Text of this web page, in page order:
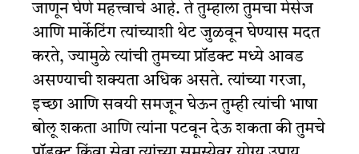
जाणून घेणे महत्त्वाचे आहे. ते तुम्हाला तुमचा मेसेज
आणि मार्केटिंग त्यांच्याशी थेट जुळवून घेण्यास मदत
करते, ज्यामुळे त्यांची तुमच्या प्रॉडक्ट मध्ये आवड
असण्याची शक्यता अधिक असते. त्यांच्या गरजा,
इच्छा आणि सवयी समजून घेऊन तुम्ही त्यांची भाषा
बोलू शकता आणि त्यांना पटवून देऊ शकता की तुमचे